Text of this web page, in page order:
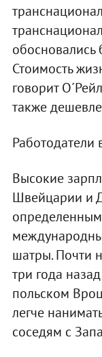
обосновались
Стоимость
говорит
также
Высокие
Швейцарии и
шатры. Почти
три года
польском
легче
соседям с